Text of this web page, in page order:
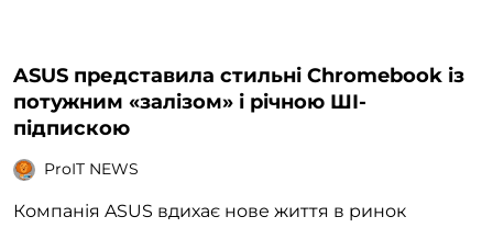
ASUS представила стильні Chromebook із
потужним «залізом» і річною ШІ-
підпискою
ProIT NEWS
Компанія ASUS вдихає нове життя в ринок